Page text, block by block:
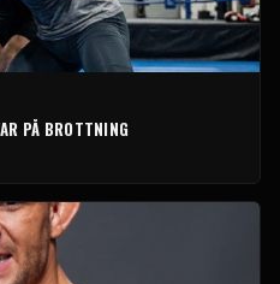
PÅ BROTTNING